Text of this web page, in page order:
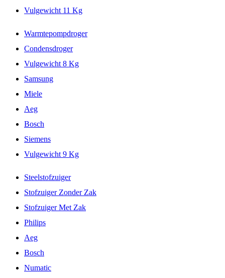
Vulgewicht 11 Kg
Warmtepompdroger
Condensdroger
Vulgewicht 8 Kg
Samsung
Miele
Aeg
Bosch
Siemens
Vulgewicht 9 Kg
Steelstofzuiger
Stofzuiger Zonder Zak
Stofzuiger Met Zak
Philips
Aeg
Bosch
Numatic